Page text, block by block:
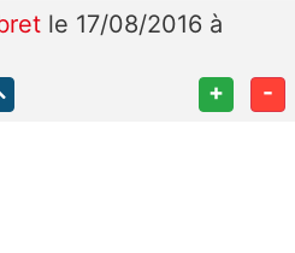
le 17/08/2016 à
+ -